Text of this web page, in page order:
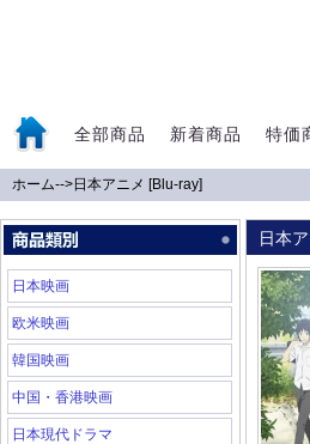
全部商品 新着商品 特価
ホーム-->日本アニメ [Blu-ray]
日本映画
欧米映画
韓国映画
中国・香港映画
日本現代ドラマ
日本